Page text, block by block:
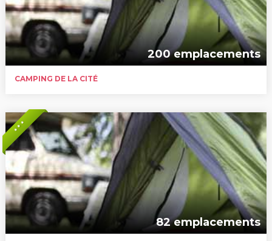
200 emplacements
CAMPING DE LA CITÉ
* * *
82 emplacements